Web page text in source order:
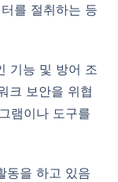
를 절취하는 등
크 보안을 위협
램이나 도구를